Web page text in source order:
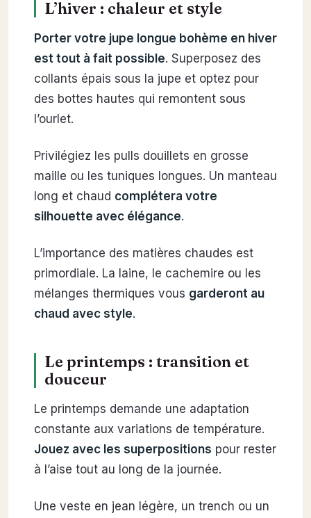
L’hiver : chaleur et style
Porter votre jupe longue bohème en hiver
est tout à fait possible. Superposez des
collants épais sous la jupe et optez pour
des bottes hautes qui remontent sous
l’ourlet.
Privilégiez les pulls douillets en grosse
maille ou les tuniques longues. Un manteau
long et chaud complétera votre
silhouette avec élégance.
L’importance des matières chaudes est
primordiale. La laine, le cachemire ou les
mélanges thermiques vous garderont au
chaud avec style.
Le printemps : transition et
douceur
Le printemps demande une adaptation
constante aux variations de température.
Jouez avec les superpositions pour rester
à l’aise tout au long de la journée.
Une veste en jean légère, un trench ou un